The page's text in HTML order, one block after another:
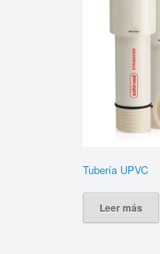
Tubería UPVC
Leer más